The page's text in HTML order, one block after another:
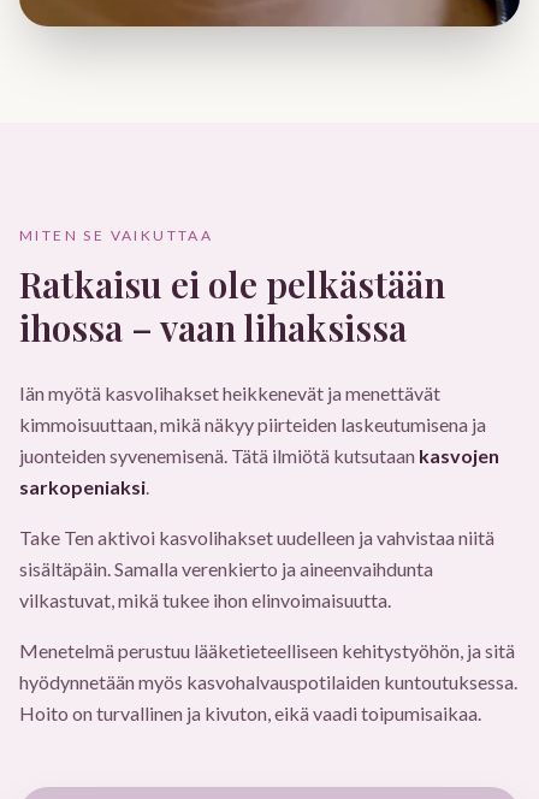
MITEN SE VAIKUTTAA
Ratkaisu ei ole pelkästään
ihossa – vaan lihaksissa
Iän myötä kasvolihakset heikkenevät ja menettävät
kimmoisuuttaan, mikä näkyy piirteiden laskeutumisena ja
juonteiden syvenemisenä. Tätä ilmiötä kutsutaan kasvojen
sarkopeniaksi
Take Ten aktivoi kasvolihakset uudelleen ja vahvistaa niitä
sisältäpäin. Samalla verenkierto ja aineenvaihdunta
vilkastuvat, mikä tukee ihon elinvoimaisuutta.
Menetelmä perustuu lääketieteelliseen kehitystyöhön, ja sitä
hyödynnetään myös kasvohalvauspotilaiden kuntoutuksessa.
Hoito on turvallinen ja kivuton, eikä vaadi toipumisaikaa.